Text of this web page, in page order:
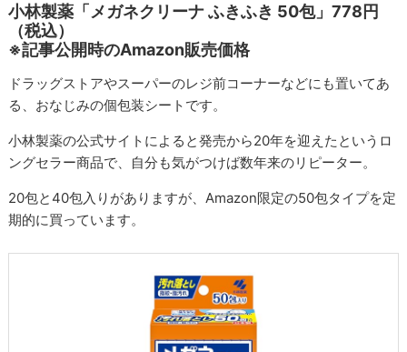
小林製薬「メガネクリーナ ふきふき 50包」778円
（税込）
※記事公開時のAmazon販売価格
ドラッグストアやスーパーのレジ前コーナーなどにも置いてあ
る、おなじみの個包装シートです。
小林製薬の公式サイトによると発売から20年を迎えたというロ
ングセラー商品で、自分も気がつけば数年来のリピーター。
20包と40包入りがありますが、Amazon限定の50包タイプを定
期的に買っています。